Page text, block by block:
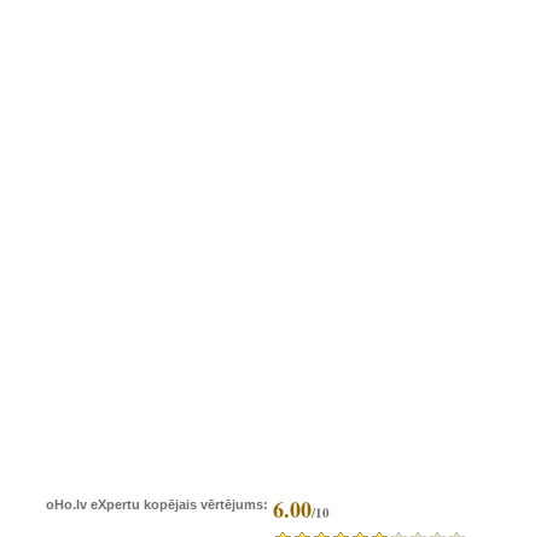
oHo.lv eXpertu kopējais vērtējums: 6.00/10